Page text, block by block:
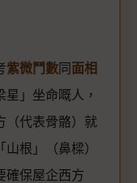
紫微鬥數 同 面相
」坐命嘅人，
（代表骨骼）就
根」（鼻樑）
確保屋企西方